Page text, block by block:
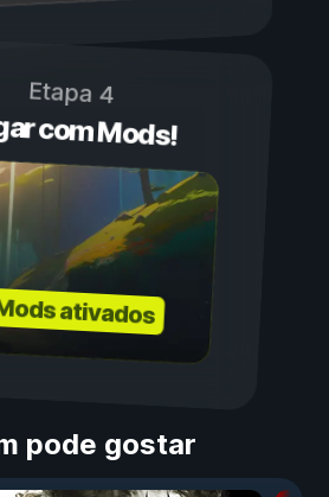
Etapa 4
com Mods!
ativados
pode gostar